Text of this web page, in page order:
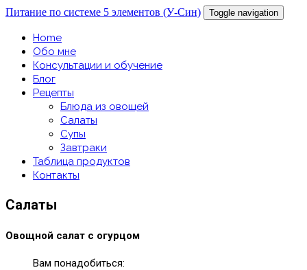
Питание по системе 5 элементов (У-Син) Toggle navigation
Home
Обо мне
Консультации и обучение
Блог
Рецепты
Блюда из овощей
Салаты
Супы
Завтраки
Таблица продуктов
Контакты
Салаты
Овощной салат с огурцом
Вам понадобиться: